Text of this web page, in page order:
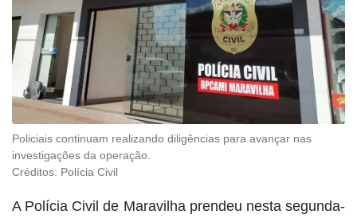
Policiais continuam realizando diligências para avançar nas
investigações da operação.
Créditos: Polícia Civil
A Polícia Civil de Maravilha prendeu nesta segunda-